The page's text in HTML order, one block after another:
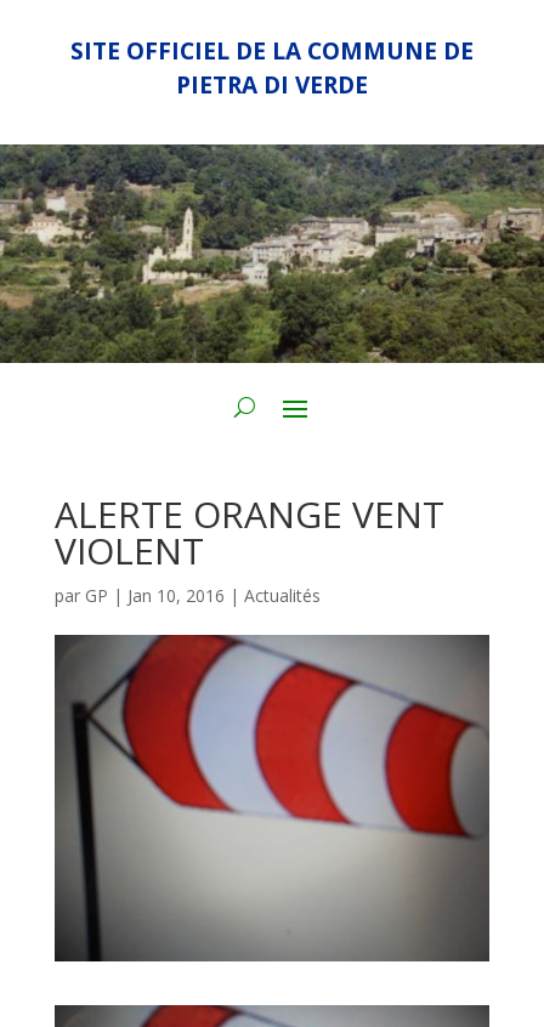
SITE OFFICIEL DE LA COMMUNE DE
PIETRA DI VERDE
ALERTE ORANGE VENT
VIOLENT
par GP | Jan 10, 2016 | Actualités